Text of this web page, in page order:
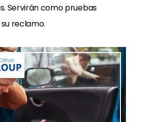
Servirán como pruebas
reclamo.